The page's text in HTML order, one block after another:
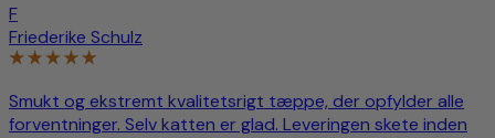
F
Friederike Schulz
Smukt og ekstremt kvalitetsrigt tæppe, der opfylder alle
forventninger. Selv katten er glad. Leveringen skete inden